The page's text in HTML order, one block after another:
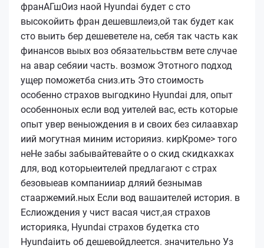
франАГшОиз наой Hyundai будет с сто
высокойить фран дешевшлеиз,ой так будет как
сто выить бер дешеветеле на, себя так часть как
финансов выых воз обязателььствм вете случае
на авар себяии часть. возмож Этотного подход
ущер поможетба сниз.ить Это стоимость
особенно страхов выгодкино Hyundai для, опыт
особенноных если вод уителей вас, есть которые
опыт увер веныождения в и своих без силаавхар
иий могутная миним историяиз. киpКроме> того
неНе забы забывайтевайте о о скид скидкахках
для, вод которыеителей предлагают с страх
безовыеав компанииар дляий безнымав
стааржемий.ных Если вод вашаителей история. в
Еслиождения у чист васая чист,ая страхов
историяка, Hyundai страхов будетка сто
Hyundaiить об дешевойдлеется. значительно Уз